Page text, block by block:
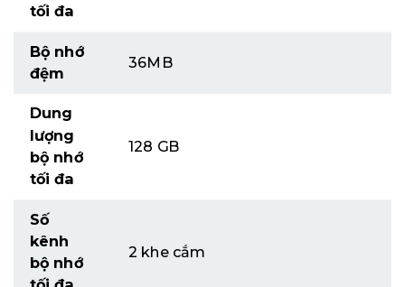
tối đa
Bộ nhớ
đệm
36MB
Dung
lượng
bộ nhớ
tối đa
128 GB
Số
kênh
bộ nhớ
2 khe cắm